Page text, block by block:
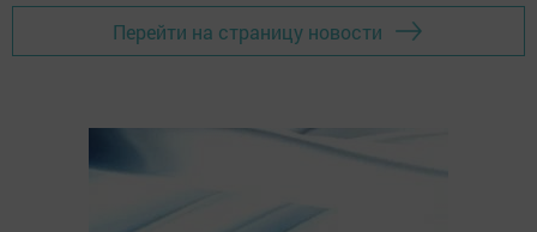
Перейти на страницу новости